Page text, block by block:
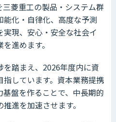
菱重工の製品・システム群
化・自律化、高度な予測
現、安心・安全な社会イ
進めます。
を踏まえ、2026年度内に資
しています。資本業務提携
盤を作ることで、中長期的
進を加速させます。